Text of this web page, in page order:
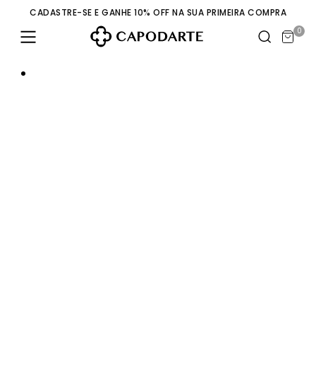
CADASTRE-SE E GANHE 10% OFF NA SUA PRIMEIRA COMPRA
0